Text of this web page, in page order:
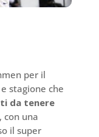
per il
stagione che
da tenere
con una
il super